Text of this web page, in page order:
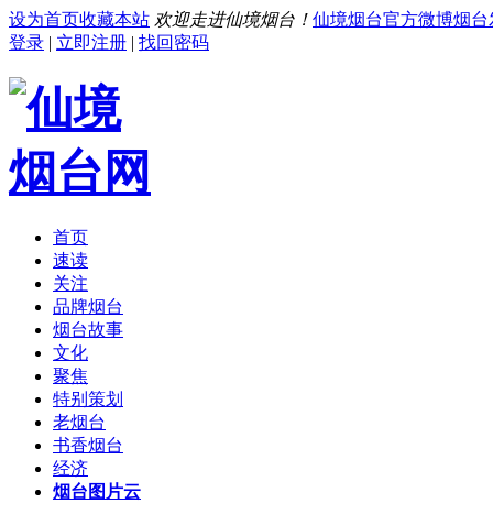
设为首页收藏本站 欢迎走进仙境烟台！ 仙境烟台官方微博烟台
登录 | 立即注册 | 找回密码
首页
速读
关注
品牌烟台
烟台故事
文化
聚焦
特别策划
老烟台
书香烟台
经济
烟台图片云